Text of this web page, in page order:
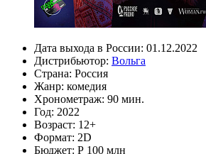
Дата выхода в России: 01.12.2022
Дистрибьютор: Вольга
Страна: Россия
Жанр: комедия
Хронометраж: 90 мин.
Год: 2022
Возраст: 12+
Формат: 2D
Бюджет: Р 100 млн